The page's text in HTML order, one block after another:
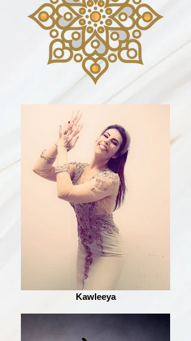
Kawleeya